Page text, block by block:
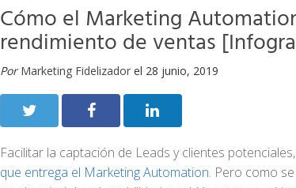
Cómo el Marketing
rendimiento de ventas
Por Marketing Fidelizador el 28 junio, 2019
Facilitar la captación de Leads y clientes
que entrega el Marketing Automation. Pero como